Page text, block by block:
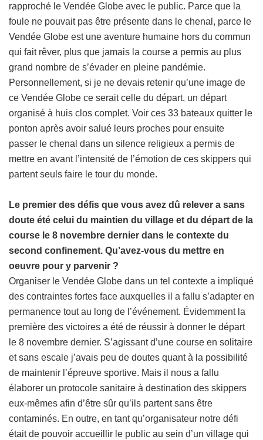
rapproché le Vendée Globe avec le public. Parce que la
foule ne pouvait pas être présente dans le chenal, parce le
Vendée Globe est une aventure humaine hors du commun
qui fait rêver, plus que jamais la course a permis au plus
grand nombre de s’évader en pleine pandémie.
Personnellement, si je ne devais retenir qu’une image de
ce Vendée Globe ce serait celle du départ, un départ
organisé à huis clos complet. Voir ces 33 bateaux quitter le
ponton après avoir salué leurs proches pour ensuite
passer le chenal dans un silence religieux a permis de
mettre en avant l’intensité de l’émotion de ces skippers qui
partent seuls faire le tour du monde.
Le premier des défis que vous avez dû relever a sans
doute été celui du maintien du village et du départ de la
course le 8 novembre dernier dans le contexte du
second confinement. Qu’avez-vous du mettre en
oeuvre pour y parvenir ?
Organiser le Vendée Globe dans un tel contexte a impliqué
des contraintes fortes face auxquelles il a fallu s’adapter en
permanence tout au long de l’événement. Évidemment la
première des victoires a été de réussir à donner le départ
le 8 novembre dernier. S’agissant d’une course en solitaire
et sans escale j’avais peu de doutes quant à la possibilité
de maintenir l’épreuve sportive. Mais il nous a fallu
élaborer un protocole sanitaire à destination des skippers
eux-mêmes afin d’être sûr qu’ils partent sans être
contaminés. En outre, en tant qu’organisateur notre défi
était de pouvoir accueillir le public au sein d’un village qui